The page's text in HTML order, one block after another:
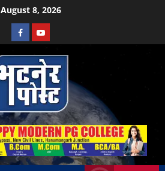
August 8, 2026
Facebook
Youtube